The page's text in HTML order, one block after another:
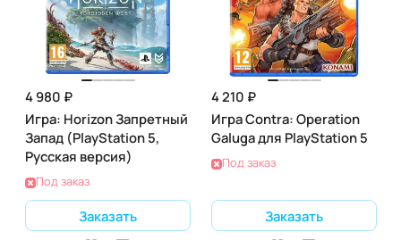
4 980 ₽
Игра: Horizon Запретный
Запад (PlayStation 5,
Русская версия)
Под заказ
Заказать
4 210 ₽
Игра Contra: Operation
Galuga для PlayStation 5
Под заказ
Заказать